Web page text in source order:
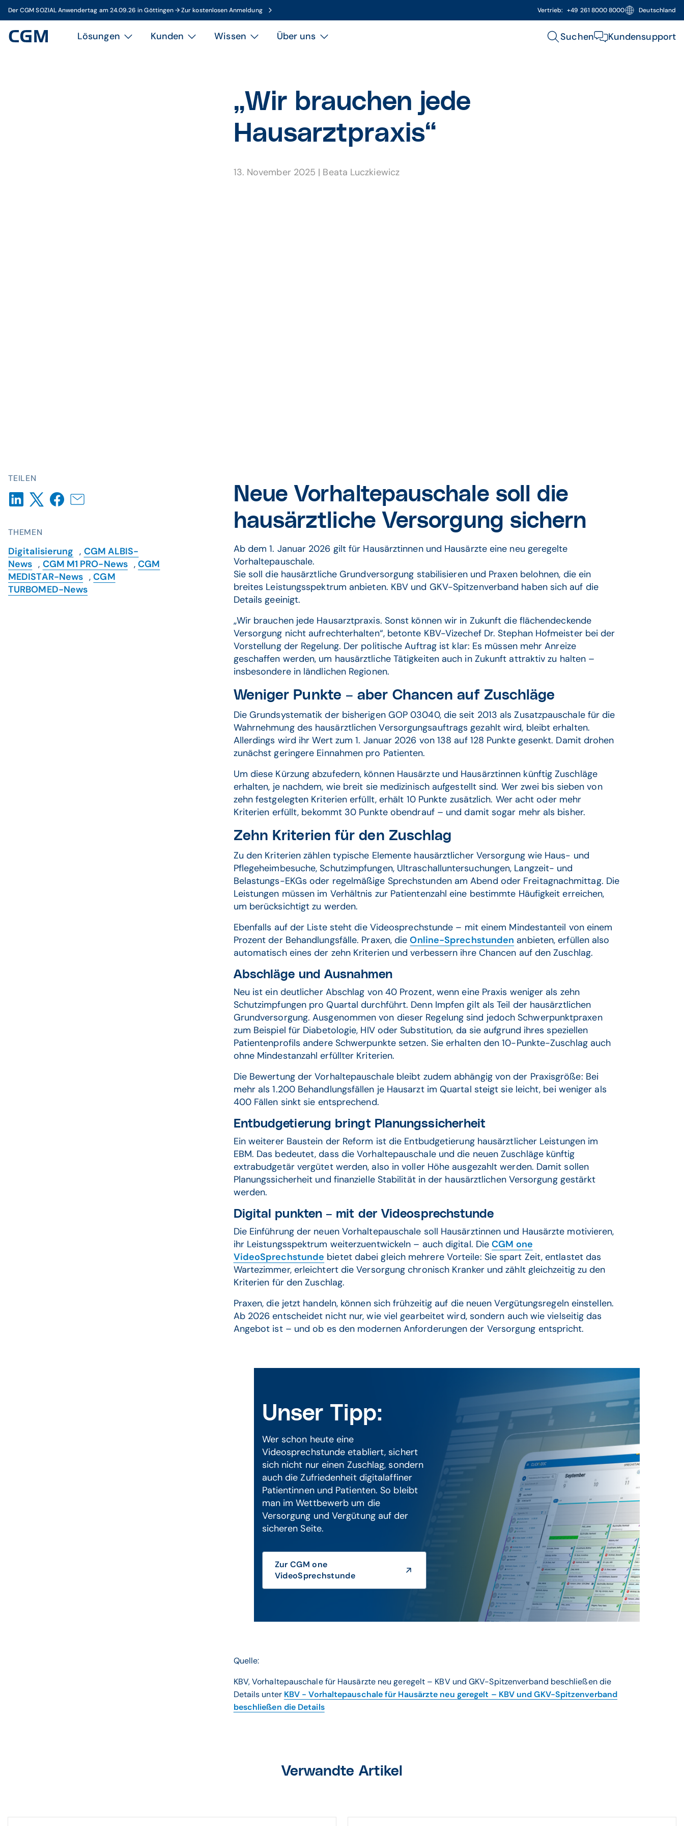
Der CGM SOZIAL Anwendertag am 24.09.26 in Göttingen → Zur kostenlosen Anmeldung Vertrieb: +49 261 8000 8000 Deutschland
Lösungen Kunden Wissen Über uns Suchen Kundensupport
„Wir brauchen jede
Hausarztpraxis“
13. November 2025 | Beata Luczkiewicz
TEILEN
THEMEN
Digitalisierung , CGM ALBIS-
News , CGM M1 PRO-News ,CGM
MEDISTAR-News ,CGM
TURBOMED-News
Neue Vorhaltepauschale soll die
hausärztliche Versorgung sichern
Ab dem 1. Januar 2026 gilt für Hausärztinnen und Hausärzte eine neu geregelte
Vorhaltepauschale.
Sie soll die hausärztliche Grundversorgung stabilisieren und Praxen belohnen, die ein
breites Leistungsspektrum anbieten. KBV und GKV-Spitzenverband haben sich auf die
Details geeinigt.
„Wir brauchen jede Hausarztpraxis. Sonst können wir in Zukunft die flächendeckende
Versorgung nicht aufrechterhalten“, betonte KBV-Vizechef Dr. Stephan Hofmeister bei der
Vorstellung der Regelung. Der politische Auftrag ist klar: Es müssen mehr Anreize
geschaffen werden, um hausärztliche Tätigkeiten auch in Zukunft attraktiv zu halten –
insbesondere in ländlichen Regionen.
Weniger Punkte – aber Chancen auf Zuschläge
Die Grundsystematik der bisherigen GOP 03040, die seit 2013 als Zusatzpauschale für die
Wahrnehmung des hausärztlichen Versorgungsauftrags gezahlt wird, bleibt erhalten.
Allerdings wird ihr Wert zum 1. Januar 2026 von 138 auf 128 Punkte gesenkt. Damit drohen
zunächst geringere Einnahmen pro Patienten.
Um diese Kürzung abzufedern, können Hausärzte und Hausärztinnen künftig Zuschläge
erhalten, je nachdem, wie breit sie medizinisch aufgestellt sind. Wer zwei bis sieben von
zehn festgelegten Kriterien erfüllt, erhält 10 Punkte zusätzlich. Wer acht oder mehr
Kriterien erfüllt, bekommt 30 Punkte obendrauf – und damit sogar mehr als bisher.
Zehn Kriterien für den Zuschlag
Zu den Kriterien zählen typische Elemente hausärztlicher Versorgung wie Haus- und
Pflegeheimbesuche, Schutzimpfungen, Ultraschalluntersuchungen, Langzeit- und
Belastungs-EKGs oder regelmäßige Sprechstunden am Abend oder Freitagnachmittag. Die
Leistungen müssen im Verhältnis zur Patientenzahl eine bestimmte Häufigkeit erreichen,
um berücksichtigt zu werden.
Ebenfalls auf der Liste steht die Videosprechstunde – mit einem Mindestanteil von einem
Prozent der Behandlungsfälle. Praxen, dieOnline-Sprechstunden anbieten, erfüllen also
automatisch eines der zehn Kriterien und verbessern ihre Chancen auf den Zuschlag.
Abschläge und Ausnahmen
Neu ist ein deutlicher Abschlag von 40 Prozent, wenn eine Praxis weniger als zehn
Schutzimpfungen pro Quartal durchführt. Denn Impfen gilt als Teil der hausärztlichen
Grundversorgung. Ausgenommen von dieser Regelung sind jedoch Schwerpunktpraxen
zum Beispiel für Diabetologie, HIV oder Substitution, da sie aufgrund ihres speziellen
Patientenprofils andere Schwerpunkte setzen. Sie erhalten den 10-Punkte-Zuschlag auch
ohne Mindestanzahl erfüllter Kriterien.
Die Bewertung der Vorhaltepauschale bleibt zudem abhängig von der Praxisgröße: Bei
mehr als 1.200 Behandlungsfällen je Hausarzt im Quartal steigt sie leicht, bei weniger als
400 Fällen sinkt sie entsprechend.
Entbudgetierung bringt Planungssicherheit
Ein weiterer Baustein der Reform ist die Entbudgetierung hausärztlicher Leistungen im
EBM. Das bedeutet, dass die Vorhaltepauschale und die neuen Zuschläge künftig
extrabudgetär vergütet werden, also in voller Höhe ausgezahlt werden. Damit sollen
Planungssicherheit und finanzielle Stabilität in der hausärztlichen Versorgung gestärkt
werden.
Digital punkten – mit der Videosprechstunde
Die Einführung der neuen Vorhaltepauschale soll Hausärztinnen und Hausärzte motivieren,
ihr Leistungsspektrum weiterzuentwickeln – auch digital. DieCGM one
VideoSprechstunde bietet dabei gleich mehrere Vorteile: Sie spart Zeit, entlastet das
Wartezimmer, erleichtert die Versorgung chronisch Kranker und zählt gleichzeitig zu den
Kriterien für den Zuschlag.
Praxen, die jetzt handeln, können sich frühzeitig auf die neuen Vergütungsregeln einstellen.
Ab 2026 entscheidet nicht nur, wie viel gearbeitet wird, sondern auch wie vielseitig das
Angebot ist – und ob es den modernen Anforderungen der Versorgung entspricht.
Unser Tipp:
Wer schon heute eine
Videosprechstunde etabliert, sichert
sich nicht nur einen Zuschlag, sondern
auch die Zufriedenheit digitalaffiner
Patientinnen und Patienten. So bleibt
man im Wettbewerb um die
Versorgung und Vergütung auf der
sicheren Seite.
Zur CGM one
VideoSprechstunde
Quelle:
KBV, Vorhaltepauschale für Hausärzte neu geregelt – KBV und GKV-Spitzenverband beschließen die
Details unter KBV - Vorhaltepauschale für Hausärzte neu geregelt – KBV und GKV-Spitzenverband
beschließen die Details
Verwandte Artikel